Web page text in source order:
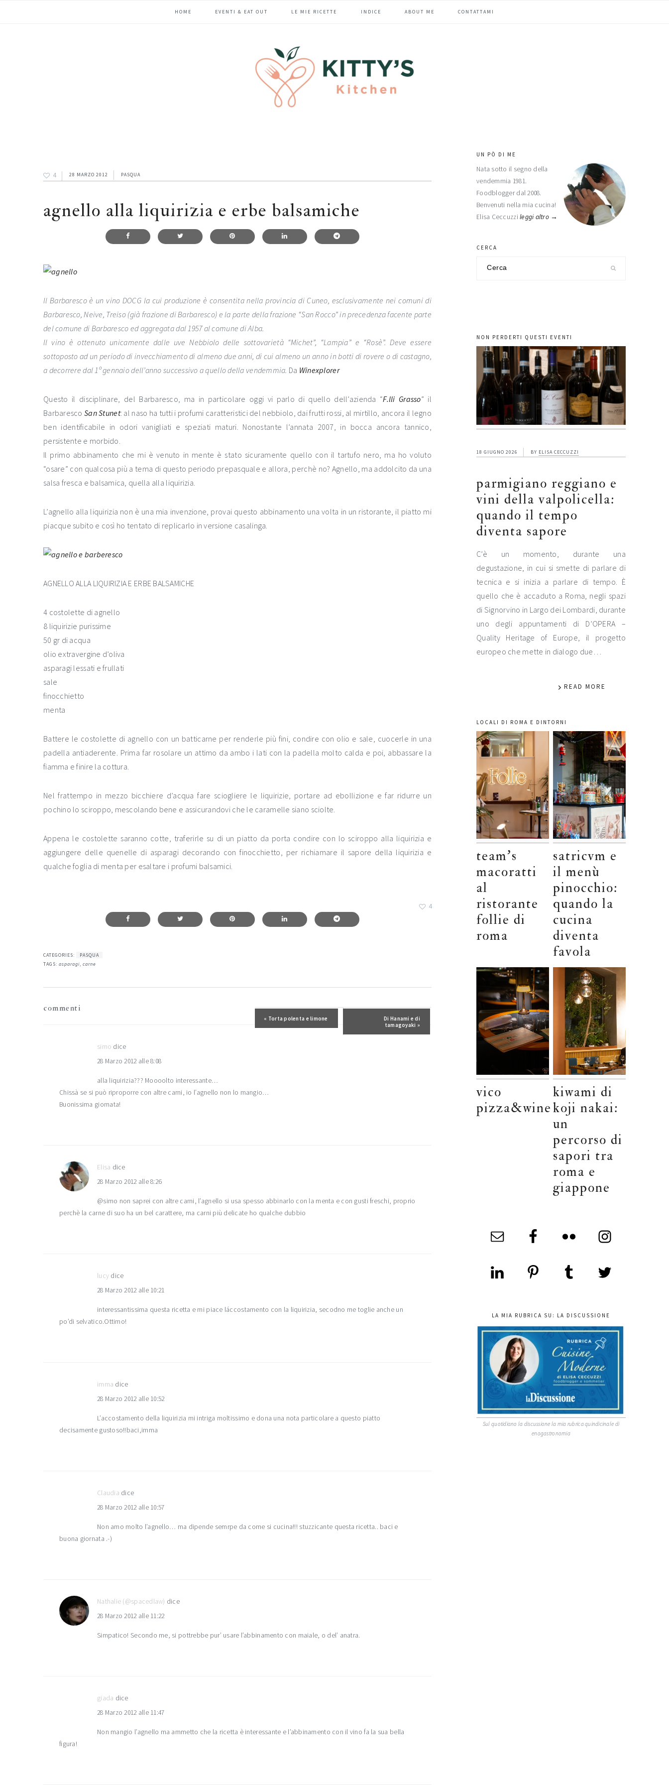
HOME EVENTI & EAT OUT LE MIE RICETTE INDICE ABOUT ME CONTATTAMI
4 28 MARZO 2012 PASQUA
agnello alla liquirizia e erbe balsamiche
Il Barbaresco è un vino DOCG la cui produzione è consentita nella provincia di Cuneo, esclusivamente nei comuni di
Barbaresco, Neive, Treiso (già frazione di Barbaresco) e la parte della frazione “San Rocco” in precedenza facente parte
del comune di Barbaresco ed aggregata dal 1957 al comune di Alba.
Il vino è ottenuto unicamente dalle uve Nebbiolo delle sottovarietà “Michet”, “Lampia” e “Rosè”. Deve essere
sottoposto ad un periodo di invecchiamento di almeno due anni, di cui almeno un anno in botti di rovere o di castagno,
a decorrere dal 1º gennaio dell’anno successivo a quello della vendemmia. Da Winexplorer
Questo il disciplinare, del Barbaresco, ma in particolare oggi vi parlo di quello dell’azienda “F.lli Grasso” il
BarbarescoSan Stunet: al naso ha tutti i profumi caratteristici del nebbiolo, dai frutti rossi, al mirtillo, ancora il legno
ben identificabile in odori vanigliati e speziati maturi. Nonostante l’annata 2007, in bocca ancora tannico,
persistente e morbido.
Il primo abbinamento che mi è venuto in mente è stato sicuramente quello con il tartufo nero, ma ho voluto
“osare” con qualcosa più a tema di questo periodo prepasquale e allora, perchè no? Agnello, ma addolcito da una
salsa fresca e balsamica, quella alla liquirizia.
L’agnello alla liquirizia non è una mia invenzione, provai questo abbinamento una volta in un ristorante, il piatto mi
piacque subito e così ho tentato di replicarlo in versione casalinga.
AGNELLO ALLA LIQUIRIZIA E ERBE BALSAMICHE
4 costolette di agnello
8 liquirizie purissime
50 gr di acqua
olio extravergine d’oliva
asparagi lessati e frullati
sale
finocchietto
menta
Battere le costolette di agnello con un batticarne per renderle più fini, condire con olio e sale, cuocerle in una
padella antiaderente. Prima far rosolare un attimo da ambo i lati con la padella molto calda e poi, abbassare la
fiamma e finire la cottura.
Nel frattempo in mezzo bicchiere d’acqua fare sciogliere le liquirizie, portare ad ebollizione e far ridurre un
pochino lo sciroppo, mescolando bene e assicurandovi che le caramelle siano sciolte.
Appena le costolette saranno cotte, traferirle su di un piatto da porta condire con lo sciroppo alla liquirizia e
aggiungere delle quenelle di asparagi decorando con finocchietto, per richiamare il sapore della liquirizia e
qualche foglia di menta per esaltare i profumi balsamici.
4
CATEGORIES:
PASQUA
TAGS: asparagi, carne
Post precedente:
« Torta polenta e limone Post successivo:Di Hanami e di
tamagoyaki »
del
commenti
simo dice
28 Marzo 2012 alle 8:08
alla liquirizia??? Moooolto interessante…
Chissà se si può riproporre con altre carni, io l’agnello non lo mangio…
Buonissima giornata!
Elisa dice
28 Marzo 2012 alle 8:26
@simo non saprei con altre carni, l’agnello si usa spesso abbinarlo con la menta e con gusti freschi, proprio
perchè la carne di suo ha un bel carattere, ma carni più delicate ho qualche dubbio
lucy dice
28 Marzo 2012 alle 10:21
interessantissima questa ricetta e mi piace láccostamento con la liquirizia, secodno me toglie anche un
po’di selvatico.Ottimo!
imma dice
28 Marzo 2012 alle 10:52
L’accostamento della liquirizia mi intriga moltissimo e dona una nota particolare a questo piatto
decisamente gustoso!!baci,imma
Claudia dice
28 Marzo 2012 alle 10:57
Non amo molto l’agnello… ma dipende semrpe da come si cucina!!! stuzzicante questa ricetta.. baci e
buona giornata .-)
Nathalie (@spacedlaw) dice
28 Marzo 2012 alle 11:22
Simpatico! Secondo me, si pottrebbe pur’ usare l’abbinamento con maiale, o del’ anatra.
giada dice
28 Marzo 2012 alle 11:47
Non mangio l’agnello ma ammetto che la ricetta è interessante e l’abbinamento con il vino fa la sua bella
figura!
barra
laterale
primaria
UN PÒ DI ME
Nata sotto il segno della
vendemmia 1981.
Foodblogger dal 2008.
Benvenuti nella mia cucina!
Elisa Ceccuzzileggi altro →
CERCA
NON PERDERTI QUESTI EVENTI
18 GIUGNO 2026 BY ELISA CECCUZZI
parmigiano reggiano e
vini della valpolicella:
quando il tempo
diventa sapore
C’è un momento, durante una
degustazione, in cui si smette di parlare di
tecnica e si inizia a parlare di tempo. È
quello che è accaduto a Roma, negli spazi
di Signorvino in Largo dei Lombardi, durante
uno degli appuntamenti di D’OPERA –
Quality Heritage of Europe, il progetto
europeo che mette in dialogo due…
READ MORE
LOCALI DI ROMA E DINTORNI
team’s
macoratti
al
ristorante
follie di
roma
satricvm e
il menù
pinocchio:
quando la
cucina
diventa
favola
vico
pizza&wine
kiwami di
koji nakai:
un
percorso di
sapori tra
roma e
giappone
LA MIA RUBRICA SU: LA DISCUSSIONE
Sul quotidiano la discussione la mia rubrica quindicinale di
enogastronomia